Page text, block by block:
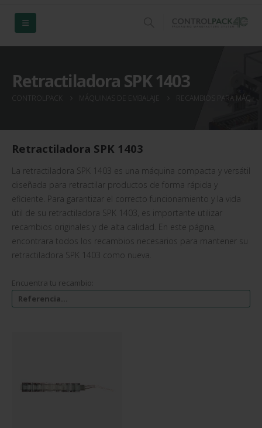
Retractiladora SPK 1403
CONTROLPACK MÁQUINAS DE EMBALAJE RECAMBIOS PARA
Retractiladora SPK 1403
La retractiladora SPK 1403 es una máquina compacta y versátil
diseñada para retractilar productos de forma rápida y
eficiente. Para garantizar el correcto funcionamiento y la vida
útil de su retractiladora SPK 1403, es importante utilizar
recambios originales y de alta calidad. En este página,
encontrara todos los recambios necesarios para mantener su
retractiladora SPK 1403 como nueva.
Encuentra tu recambio: